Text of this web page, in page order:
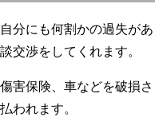
分にも何割かの過失があ
交渉をしてくれます。
害保険、車などを破損さ
われます。